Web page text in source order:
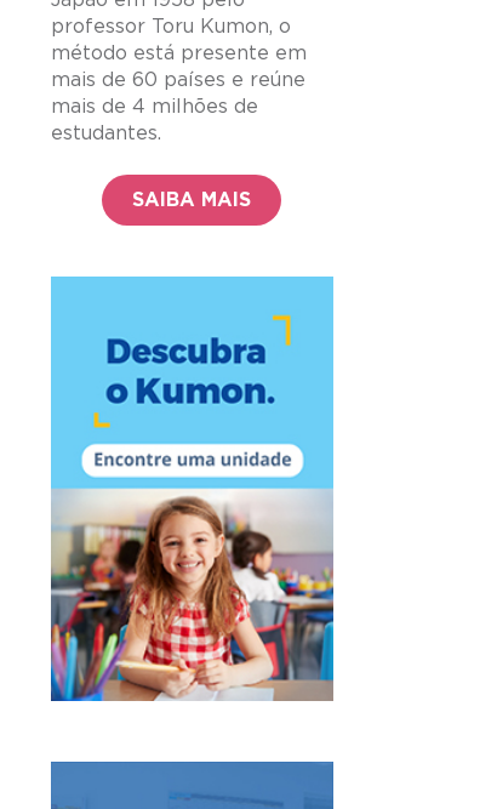
professor Toru Kumon, o
método está presente em
mais de 60 países e reúne
mais de 4 milhões de
estudantes.
SAIBA MAIS